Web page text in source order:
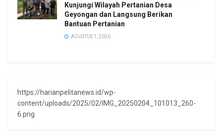
Kunjungi Wilayah Pertanian Desa
Geyongan dan Langsung Berikan
Bantuan Pertanian
AGUSTUS 1, 2026
https://harianpelitanews.id/wp-
content/uploads/2025/02/IMG_20250204_101013_260-
6.png